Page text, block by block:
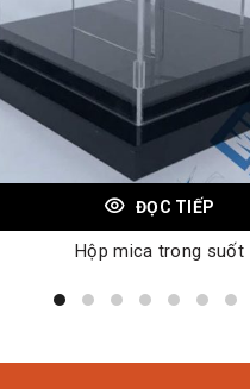
ĐỌC TIẾP
Hộp mica trong suốt